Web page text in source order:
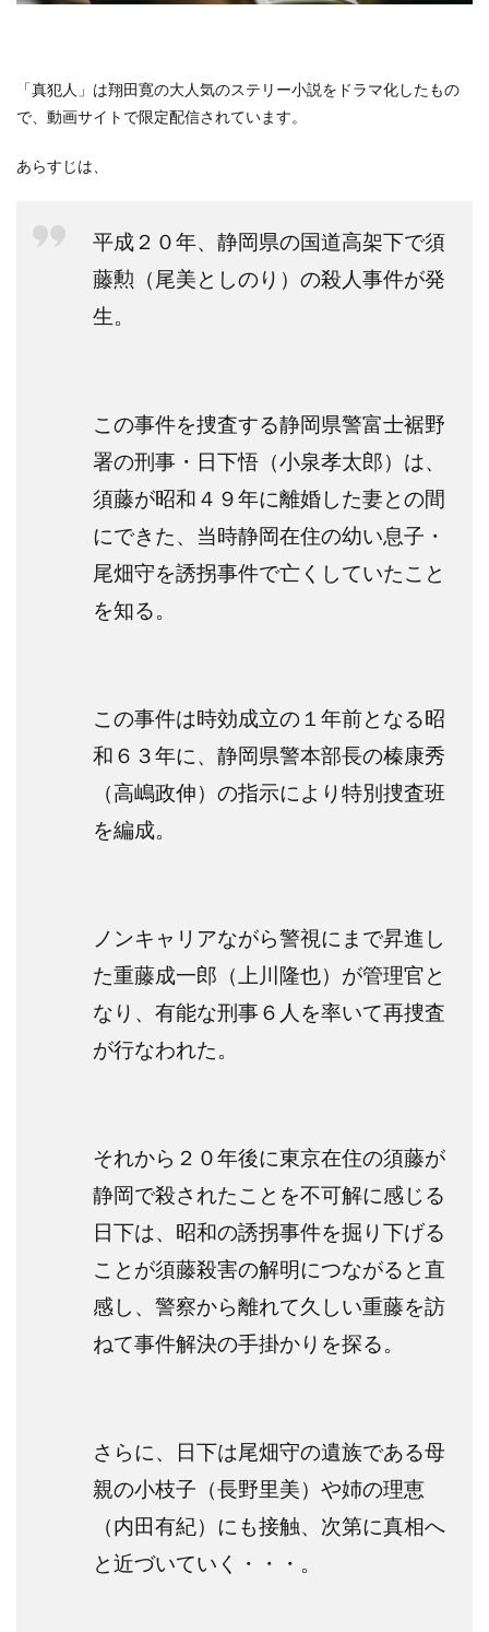
「真犯人」は翔田寛の大人気のステリー小説をドラマ化したもの
で、動画サイトで限定配信されています。
あらすじは、
平成２０年、静岡県の国道高架下で須
藤勲（尾美としのり）の殺人事件が発
生。
この事件を捜査する静岡県警富士裾野
署の刑事・日下悟（小泉孝太郎）は、
須藤が昭和４９年に離婚した妻との間
にできた、当時静岡在住の幼い息子・
尾畑守を誘拐事件で亡くしていたこと
を知る。
この事件は時効成立の１年前となる昭
和６３年に、静岡県警本部長の榛康秀
（高嶋政伸）の指示により特別捜査班
を編成。
ノンキャリアながら警視にまで昇進し
た重藤成一郎（上川隆也）が管理官と
なり、有能な刑事６人を率いて再捜査
が行なわれた。
それから２０年後に東京在住の須藤が
静岡で殺されたことを不可解に感じる
日下は、昭和の誘拐事件を掘り下げる
ことが須藤殺害の解明につながると直
感し、警察から離れて久しい重藤を訪
ねて事件解決の手掛かりを探る。
さらに、日下は尾畑守の遺族である母
親の小枝子（長野里美）や姉の理恵
（内田有紀）にも接触、次第に真相へ
と近づいていく・・・。